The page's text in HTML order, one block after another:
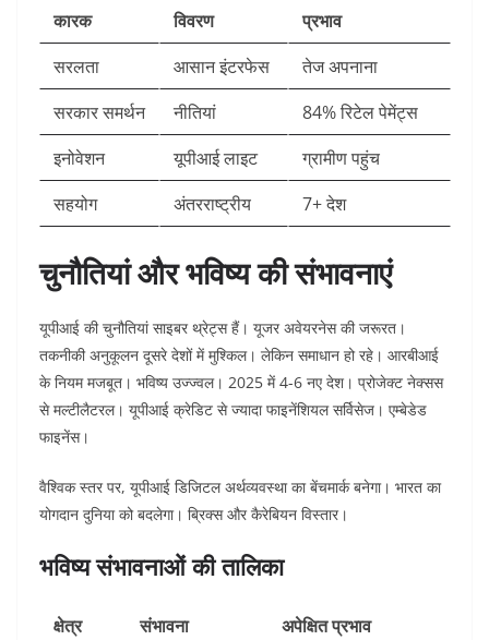
कारक विवरण
प्रभाव
सरलता
आसान इंटरफेस
तेज अपनाना ​
सरकार समर्थन
नीतियां
84% रिटेल पेमेंट्स ​
इनोवेशन
यूपीआई लाइट
ग्रामीण पहुंच ​
सहयोग
अंतरराष्ट्रीय 7+ देश ​
चुनौतियां और भविष्य की संभावनाएं
यूपीआई की चुनौतियां साइबर थ्रेट्स हैं। यूजर अवेयरनेस की जरूरत।
तकनीकी अनुकूलन दूसरे देशों में मुश्किल। लेकिन समाधान हो रहे। आरबीआई
के नियम मजबूत। भविष्य उज्ज्वल। 2025 में 4-6 नए देश। प्रोजेक्ट नेक्सस
से मल्टीलैटरल। यूपीआई क्रेडिट से ज्यादा फाइनेंशियल सर्विसेज। एम्बेडेड
फाइनेंस।​
वैश्विक स्तर पर, यूपीआई डिजिटल अर्थव्यवस्था का बेंचमार्क बनेगा। भारत का
योगदान दुनिया को बदलेगा। ब्रिक्स और कैरेबियन विस्तार।​
भविष्य संभावनाओं की तालिका
क्षेत्र संभावना
अपेक्षित प्रभाव